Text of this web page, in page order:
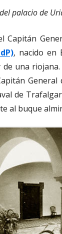
palacio de
Capitán
, nacido en
de una
General
de
al buque